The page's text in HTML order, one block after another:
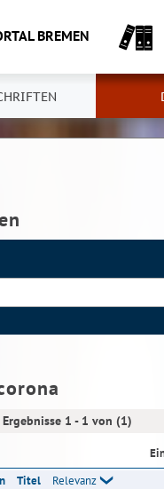
BREMEN
Ergebnisse 1 - 1 von (1)
Titel Relevanz